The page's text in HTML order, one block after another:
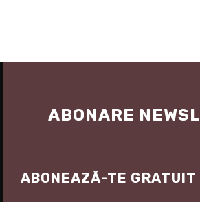
ABONARE
ABONEAZĂ-TE GRATUIT